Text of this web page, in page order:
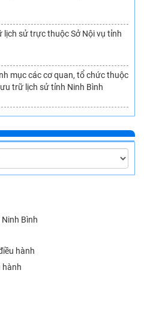
sử trực thuộc Sở Nội vụ tỉnh
mục các cơ quan, tổ chức thuộc
trữ lịch sử tỉnh Ninh Bình
tử, ký số của cá nhân, cơ
điện tử trên Hệ thống Quản lý
theo quy định tại Nghị định
nghiệp công sử dụng ngân
Nội vụ trên địa bàn tỉnh Ninh
tài liệu nộp lưu vào Lưu trữ lịch
Văn thư, Lưu trữ trên địa bàn